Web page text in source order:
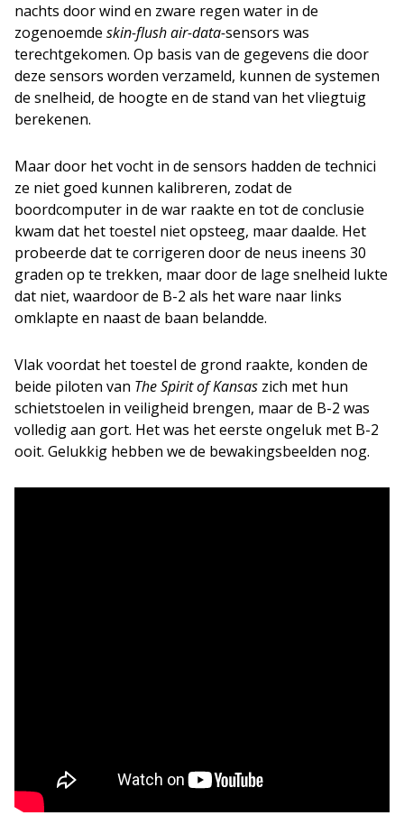
nachts door wind en zware regen water in de
zogenoemde skin-flush air-data-sensors was
terechtgekomen. Op basis van de gegevens die door
deze sensors worden verzameld, kunnen de systemen
de snelheid, de hoogte en de stand van het vliegtuig
berekenen.
Maar door het vocht in de sensors hadden de technici
ze niet goed kunnen kalibreren, zodat de
boordcomputer in de war raakte en tot de conclusie
kwam dat het toestel niet opsteeg, maar daalde. Het
probeerde dat te corrigeren door de neus ineens 30
graden op te trekken, maar door de lage snelheid lukte
dat niet, waardoor de B-2 als het ware naar links
omklapte en naast de baan belandde.
Vlak voordat het toestel de grond raakte, konden de
beide piloten van The Spirit of Kansas zich met hun
schietstoelen in veiligheid brengen, maar de B-2 was
volledig aan gort. Het was het eerste ongeluk met B-2
ooit. Gelukkig hebben we de bewakingsbeelden nog.